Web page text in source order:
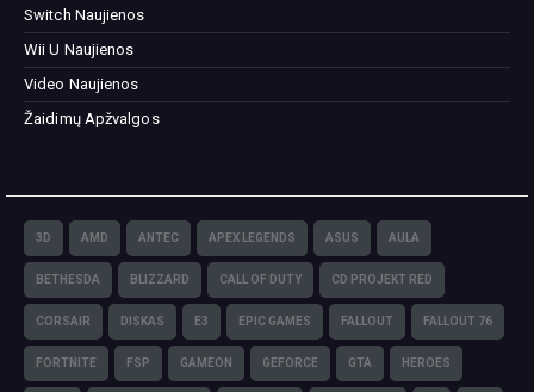
Switch Naujienos
Wii U Naujienos
Video Naujienos
Žaidimų Apžvalgos
3D AMD ANTEC APEX LEGENDS ASUS AULA
BETHESDA BLIZZARD CALL OF DUTY CD PROJEKT RED
CORSAIR DISKAS E3 EPIC GAMES FALLOUT FALLOUT 76
FORTNITE FSP GAMEON GEFORCE GTA HEROES